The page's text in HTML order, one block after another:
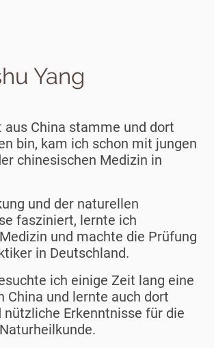
Yang
aus China stamme und dort
bin, kam ich schon mit jungen
chinesischen Medizin in
und der naturellen
fasziniert, lernte ich
und machte die Prüfung
in Deutschland.
ich einige Zeit lang eine
China und lernte auch dort
Erkenntnisse für die